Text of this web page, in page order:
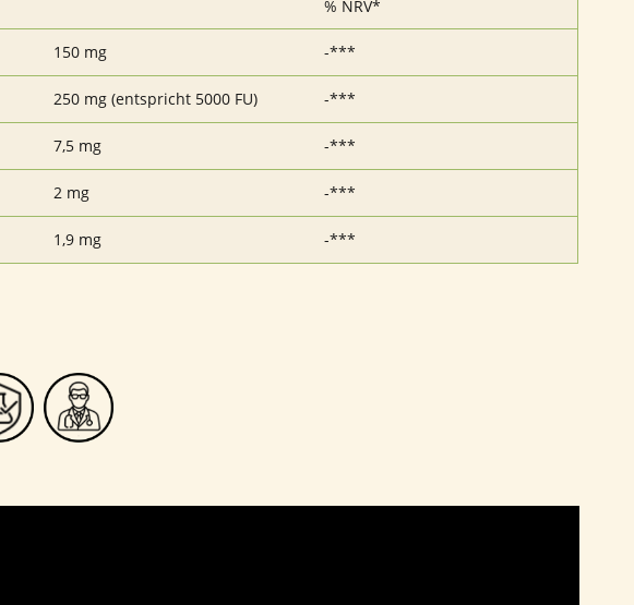
% NRV*
150 mg -***
250 mg (entspricht 5000 FU) -***
7,5 mg -***
2 mg -***
1,9 mg -***